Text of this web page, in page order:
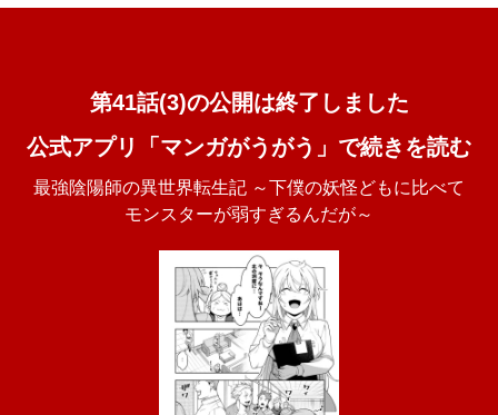
第41話(3)の公開は終了しました
公式アプリ「マンガがうがう」で続きを読む
最強陰陽師の異世界転生記 ～下僕の妖怪どもに比べて
モンスターが弱すぎるんだが～